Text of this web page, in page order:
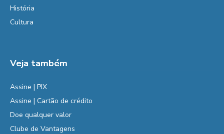
História
Cultura
Veja também
Assine | PIX
Assine | Cartão de crédito
Doe qualquer valor
Clube de Vantagens